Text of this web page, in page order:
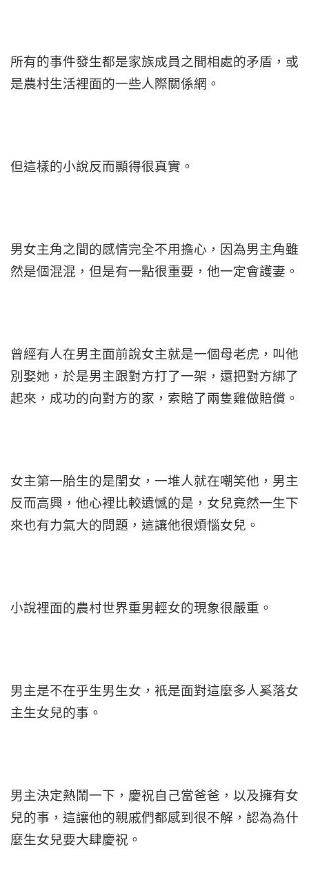
所有的事件發生都是家族成員之間相處的矛盾，或
是農村生活裡面的一些人際關係網。
但這樣的小說反而顯得很真實。
男女主角之間的感情完全不用擔心，因為男主角雖
然是個混混，但是有一點很重要，他一定會護妻。
曾經有人在男主面前說女主就是一個母老虎，叫他
別娶她，於是男主跟對方打了一架，還把對方綁了
起來，成功的向對方的家，索賠了兩隻雞做賠償。
女主第一胎生的是閨女，一堆人就在嘲笑他，男主
反而高興，他心裡比較遺憾的是，女兒竟然一生下
來也有力氣大的問題，這讓他很煩惱女兒。
小說裡面的農村世界重男輕女的現象很嚴重。
男主是不在乎生男生女，衹是面對這麼多人奚落女
主生女兒的事。
男主決定熱鬧一下，慶祝自己當爸爸，以及擁有女
兒的事，這讓他的親戚們都感到很不解，認為為什
麼生女兒要大肆慶祝。